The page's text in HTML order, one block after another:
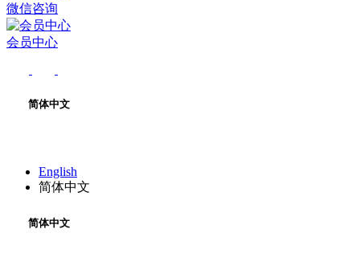
微信咨询
会员中心
简体中文
English
简体中文
简体中文